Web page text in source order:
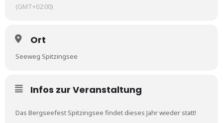
(GMT+02:00)
Ort
Seeweg Spitzingsee
Infos zur Veranstaltung
Das Bergseefest Spitzingsee findet dieses Jahr wieder statt!